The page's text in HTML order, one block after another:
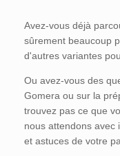
Avez-vous déjà
sûrement beaucoup
d'autres variantes
Ou avez-vous des
Gomera ou sur la
trouvez pas ce que
nous attendons avec
et astuces de votre